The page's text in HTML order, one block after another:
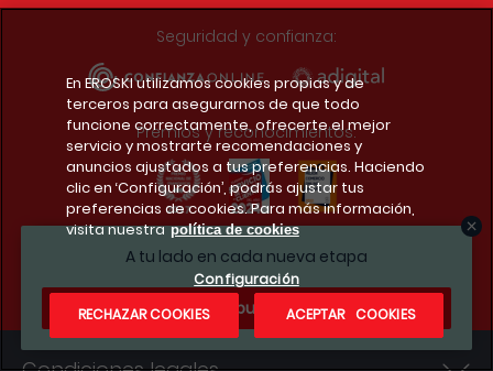
A tu lado en cada nueva etapa
¿Te apuntas?
Seguridad y confianza:
Premios y reconocimientos:
Descarga la app del club
En EROSKI utilizamos cookies propias y de
terceros para asegurarnos de que todo
funcione correctamente, ofrecerte el mejor
servicio y mostrarte recomendaciones y
anuncios ajustados a tus preferencias. Haciendo
clic en ‘Configuración’, podrás ajustar tus
preferencias de cookies. Para más información,
visita nuestra política de cookies
Configuración
RECHAZAR COOKIES
ACEPTAR COOKIES